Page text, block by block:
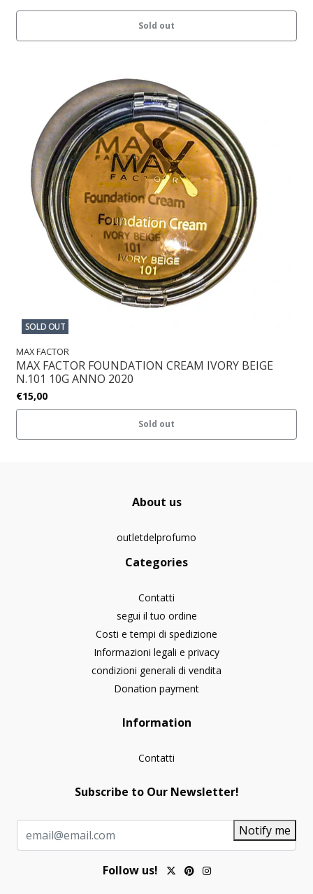
Sold out
SOLD OUT
MAX FACTOR
MAX FACTOR FOUNDATION CREAM IVORY BEIGE
N.101 10G ANNO 2020
€15,00
Sold out
About us
outletdelprofumo
Categories
Contatti
segui il tuo ordine
Costi e tempi di spedizione
Informazioni legali e privacy
condizioni generali di vendita
Donation payment
Information
Contatti
Subscribe to Our Newsletter!
Notify me
Follow us!